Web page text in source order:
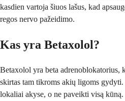
kasdien vartoja šiuos lašus, kad
regos nervo pažeidimo.
Kas yra Betaxolol?
Betaxolol yra beta adrenoblokatorius,
skirtas tam tikroms akių ligoms
lokaliai akyse, o ne paveikti visą kūną.